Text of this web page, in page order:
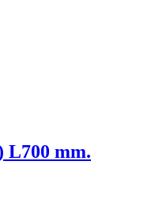
L700 mm.